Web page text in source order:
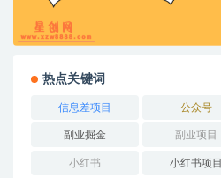
热点关键词
信息差项目 公众号
副业掘金 副业项目
小红书 小红书项目